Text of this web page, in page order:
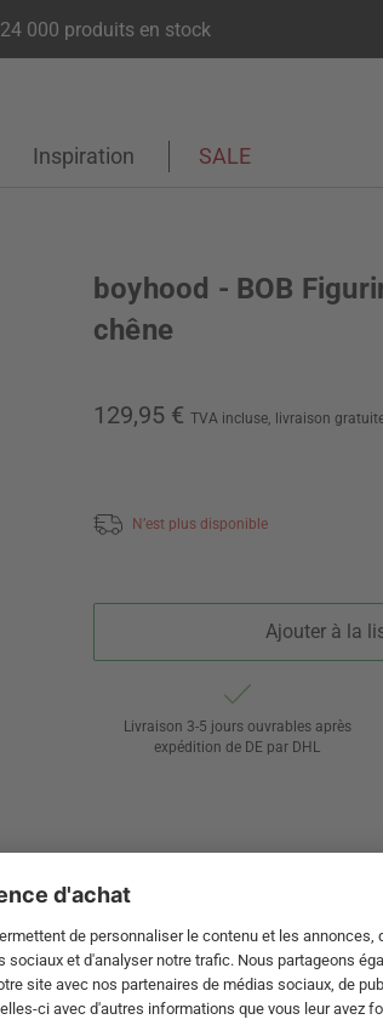
24 000 produits en stock
Inspiration SALE
boyhood - BOB
chêne
129,95 € TVA incluse, livraison
N’est plus disponible
Ajouter à la
Livraison 3-5 jours ouvrables après
expédition de DE par DHL